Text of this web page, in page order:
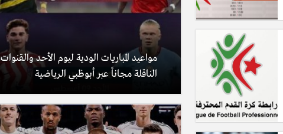
مواعيد المباريات الودية ليوم الأحد والقنوات
الناقلة مجاناً عبر أبوظبي الرياضية